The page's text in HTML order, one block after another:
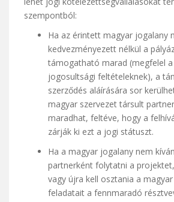
szempontból:
Ha az érintett magyar jogalany
kedvezményezett nélkül a
támogatható marad (megfelel
jogosultsági feltételeknek), a
szerződés aláírására sor
magyar szervezet társult
maradhat, feltéve, hogy a
zárják ki ezt a jogi státuszt.
Ha a magyar jogalany nem
partnerként folytatni a
vagy újra kell osztania a
feladatait a fennmaradó